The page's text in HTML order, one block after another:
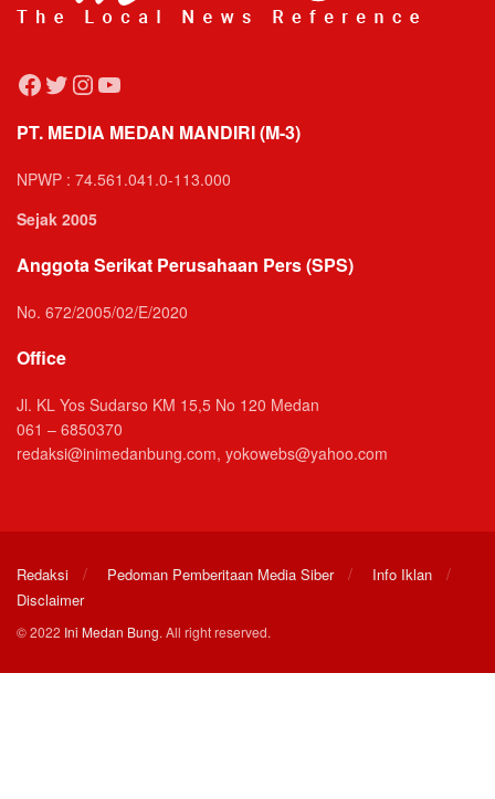
Facebook
Twitter
Instagram
YouTube
PT. MEDIA MEDAN MANDIRI (M-3)
NPWP : 74.561.041.0-113.000
Sejak 2005
Anggota Serikat Perusahaan Pers (SPS)
No. 672/2005/02/E/2020
Office
Jl. KL Yos Sudarso KM 15,5 No 120 Medan
061 – 6850370
redaksi@inimedanbung.com, yokowebs@yahoo.com
Redaksi Pedoman Pemberitaan Media Siber
Info Iklan
Disclaimer
© 2022 Ini Medan Bung. All right reserved.